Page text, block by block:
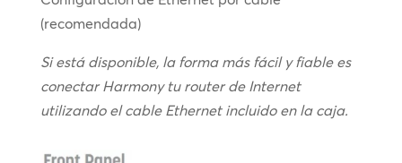
(recomendada)
Si está disponible, la forma más fácil y fiable es
conectar Harmony tu router de Internet
utilizando el cable Ethernet incluido en la caja.